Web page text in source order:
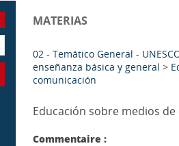
MATERIAS
02 - Temático General -
enseñanza básica y general >
comunicación
Educación sobre medios
Commentaire :